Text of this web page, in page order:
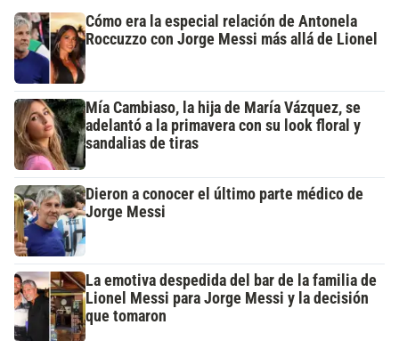
Cómo era la especial relación de Antonela
Roccuzzo con Jorge Messi más allá de Lionel
Mía Cambiaso, la hija de María Vázquez, se
adelantó a la primavera con su look floral y
sandalias de tiras
Dieron a conocer el último parte médico de
Jorge Messi
La emotiva despedida del bar de la familia de
Lionel Messi para Jorge Messi y la decisión
que tomaron